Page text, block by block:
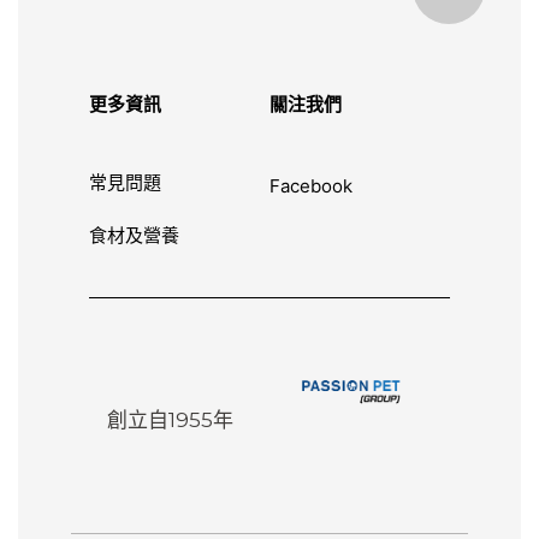
更多資訊
常見問題
食材及營養
關注我們
Facebook
創立自1955年